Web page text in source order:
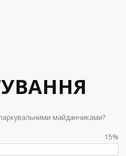
майданчиками?
15%